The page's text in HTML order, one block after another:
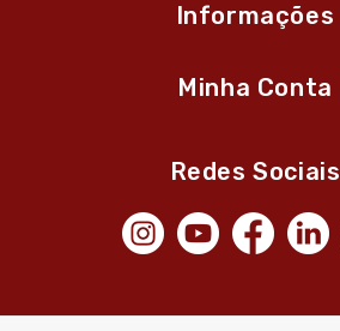
Informações
Minha Conta
Redes Sociais